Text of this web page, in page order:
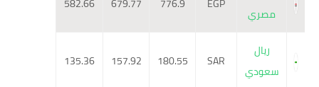
مصري
سعودي
180.55
157.92
135.36